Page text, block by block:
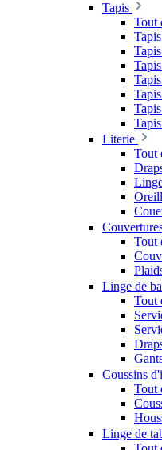
Tapis
Tout
Literie
Tout
Tout
Linge de
Tout
Coussins
Tout
Linge de